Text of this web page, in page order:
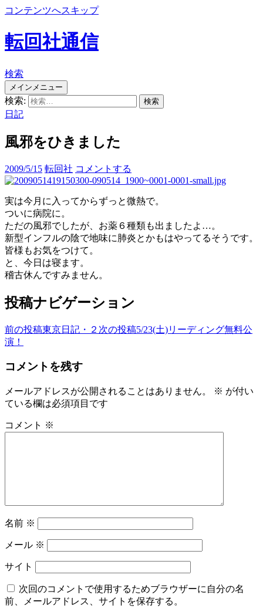
コンテンツへスキップ
転回社通信
検索
メインメニュー
検索:
日記
風邪をひきました
2009/5/15 転回社 コメントする
実は今月に入ってからずっと微熱で。
ついに病院に。
ただの風邪でしたが、お薬６種類も出ましたよ…。
新型インフルの陰で地味に肺炎とかもはやってるそうです。
皆様もお気をつけて。
と、今日は寝ます。
稽古休んですみません。
投稿ナビゲーション
前の投稿東京日記・２ 次の投稿5/23(土)リーディング無料公
演！
コメントを残す
メールアドレスが公開されることはありません。 ※ が付い
ている欄は必須項目です
コメント ※
名前 ※
メール ※
サイト
次回のコメントで使用するためブラウザーに自分の名
前、メールアドレス、サイトを保存する。